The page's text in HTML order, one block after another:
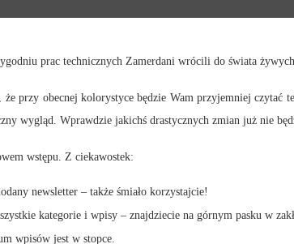
prac technicznych Zamerdani wrócili do świata
że przy obecnej kolorystyce będzie Wam przyjemniej czytać
wygląd. Wprawdzie jakichś drastycznych zmian już nie
wstępu. Z ciekawostek:
newsletter – także śmiało korzystajcie!
kategorie i wpisy – znajdziecie na górnym pasku w
wpisów jest w stopce.